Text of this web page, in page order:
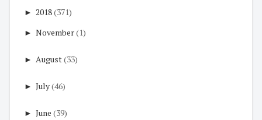
► 2018(371)
► November(1)
► August(33)
► July(46)
► June (39)